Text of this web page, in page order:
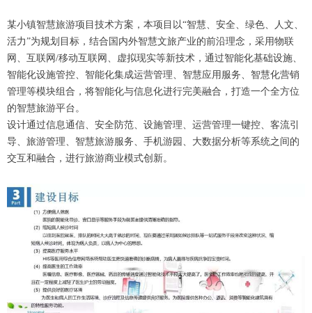
某小镇智慧旅游项目技术方案，本项目以“智慧、安全、绿色、人文、
活力”为规划目标，结合国内外智慧文旅产业的前沿理念，采用物联
网、互联网/移动互联网、虚拟现实等新技术，通过智能化基础设施、
智能化设施管控、智能化集成运营管理、智慧应用服务、智慧化营销
管理等模块组合，将智能化与信息化进行完美融合，打造一个全方位
的智慧旅游平台。
设计通过信息通信、安全防范、设施管理、运营管理一键控、客流引
导、旅游管理、智慧旅游服务、手机游园、大数据分析等系统之间的
交互和融合，进行旅游商业模式创新。